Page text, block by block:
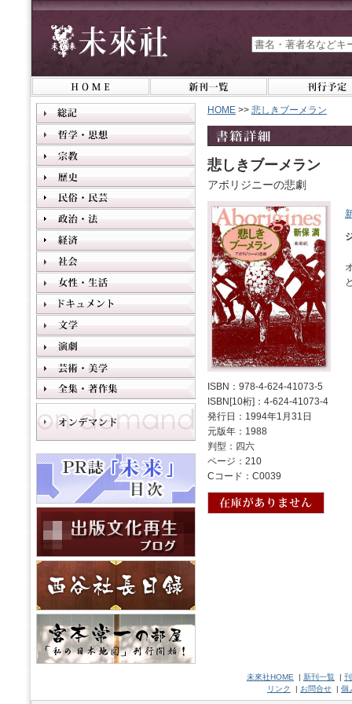
HOME >> 悲しきブーメラン
悲しきブーメラン
アボリジニーの悲劇
ISBN：978-4-624-41073-5
ISBN[10桁]：4-624-41073-4
発行日：1994年1月31日
元版年：1988
判型：四六
ページ：210
Cコード：C0039
未來社HOME | 新刊一覧 |
リンク
| お問合せ | 個